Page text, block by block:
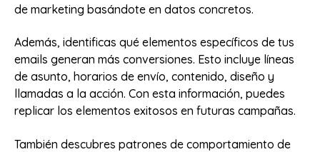
de marketing basándote en datos concretos.
Además, identificas qué elementos específicos de tus
emails generan más conversiones. Esto incluye líneas
de asunto, horarios de envío, contenido, diseño y
llamadas a la acción. Con esta información, puedes
replicar los elementos exitosos en futuras campañas.
También descubres patrones de comportamiento de